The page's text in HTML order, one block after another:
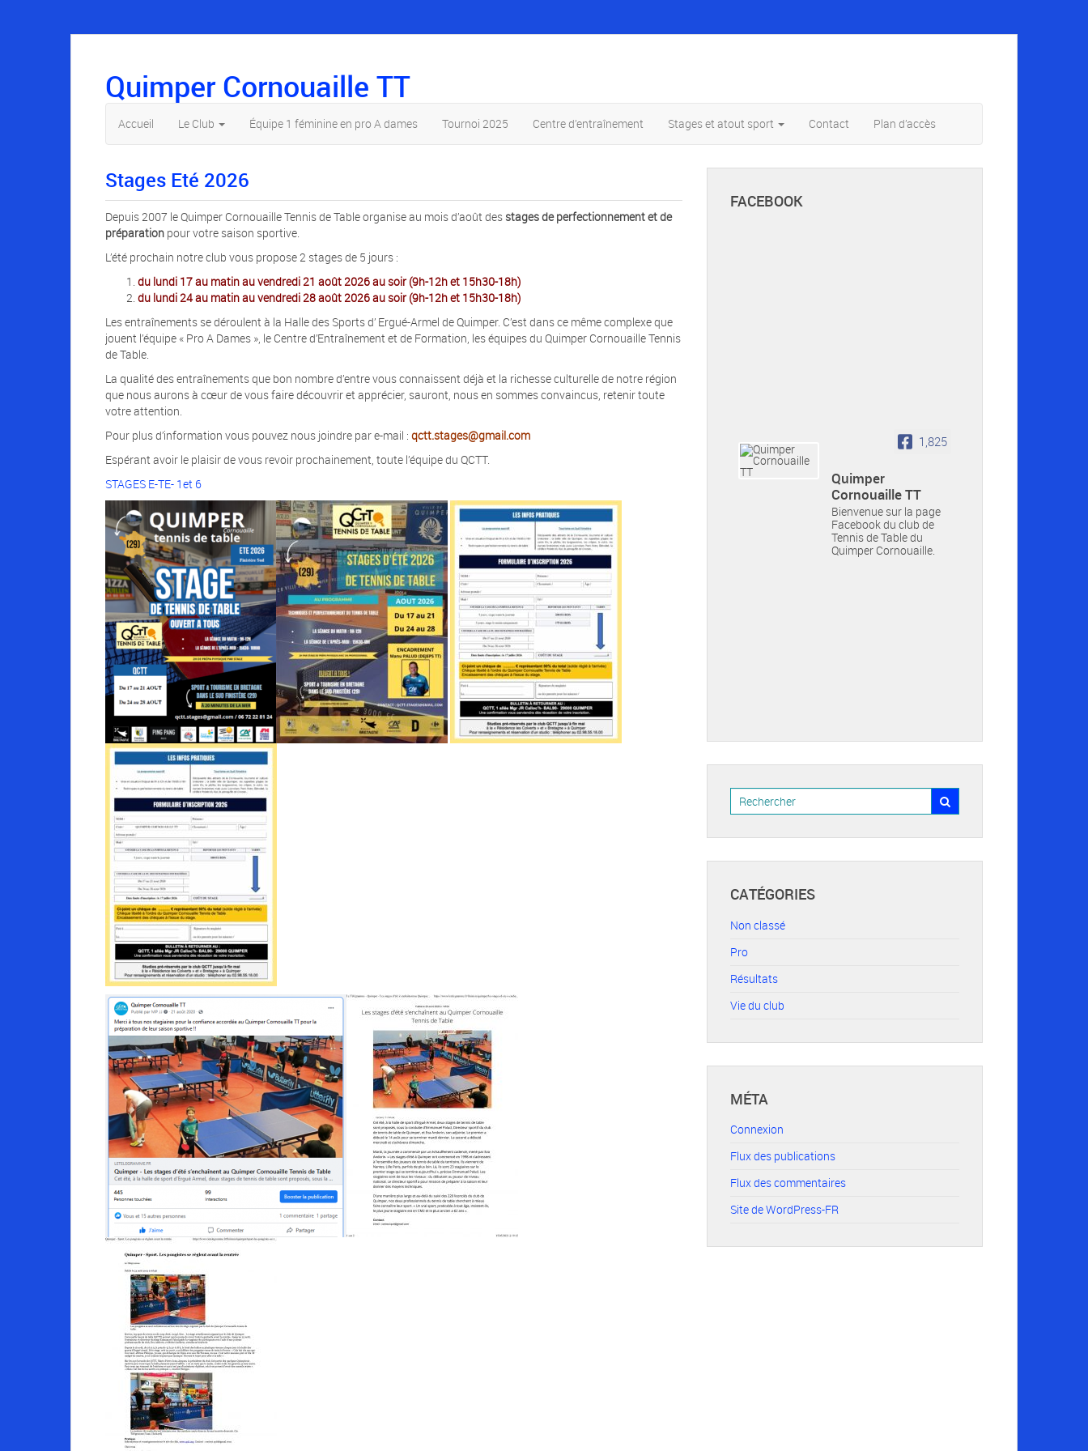
Quimper Cornouaille TT
Accueil Le Club Équipe 1 féminine en pro A dames Tournoi 2025 Centre d’entraînement Stages et atout sport Contact Plan d’accès
Stages Eté 2026
Depuis 2007 le Quimper Cornouaille Tennis de Table organise au mois d’août des stages de perfectionnement et de
préparation pour votre saison sportive.
L’été prochain notre club vous propose 2 stages de 5 jours :
du lundi 17 au matin au vendredi 21 août 2026 au soir (9h-12h et 15h30-18h)
du lundi 24 au matin au vendredi 28 août 2026 au soir (9h-12h et 15h30-18h)
Les entraînements se déroulent à la Halle des Sports d’ Ergué-Armel de Quimper. C’est dans ce même complexe que
jouent l’équipe « Pro A Dames », le Centre d’Entraînement et de Formation, les équipes du Quimper Cornouaille Tennis
de Table.
La qualité des entraînements que bon nombre d’entre vous connaissent déjà et la richesse culturelle de notre région
que nous aurons à cœur de vous faire découvrir et apprécier, sauront, nous en sommes convaincus, retenir toute
votre attention.
Pour plus d’information vous pouvez nous joindre par e-mail : qctt.stages@gmail.com
Espérant avoir le plaisir de vous revoir prochainement, toute l’équipe du QCTT.
STAGES E-TE- 1et 6
FACEBOOK
1,825
Quimper
Cornouaille TT
Bienvenue sur la page
Facebook du club de
Tennis de Table du
Quimper Cornouaille.
CATÉGORIES
Non classé
Pro
Résultats
Vie du club
MÉTA
Connexion
Flux des publications
Flux des commentaires
Site de WordPress-FR